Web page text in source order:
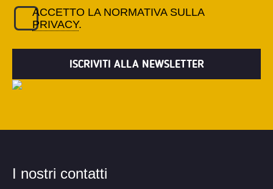
ACCETTO LA NORMATIVA SULLA
PRIVACY.
I nostri contatti